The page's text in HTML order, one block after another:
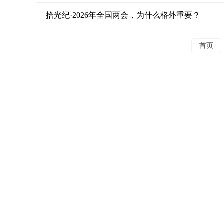
拾光纪·2026年全国两会，为什么格外重要？
首页